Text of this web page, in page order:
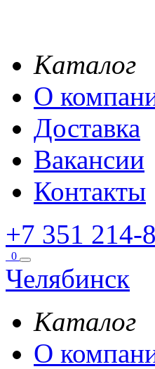
Каталог
О
Доставка
Вакансии
Контакты
+7 351 214-
0
Челябинск
Каталог
О